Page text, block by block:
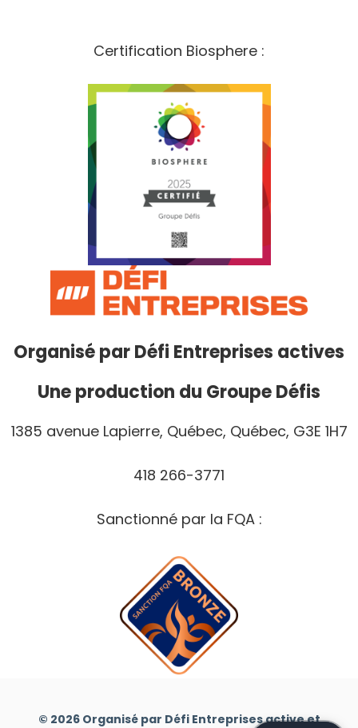
Certification Biosphere :
Organisé parDéfi Entreprises actives
Une production du Groupe Défis
1385 avenue Lapierre, Québec, Québec, G3E 1H7
418 266-3771
Sanctionné par la FQA :
© 2026 Organisé par Défi Entreprises active et